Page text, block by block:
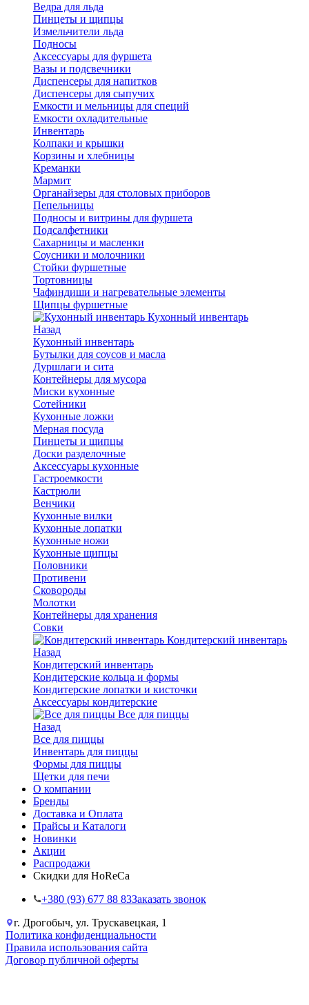
Ведра для льда
Пинцеты и щипцы
Измельчители льда
Подносы
Аксессуары для фуршета
Вазы и подсвечники
Диспенсеры для напитков
Диспенсеры для сыпучих
Емкости и мельницы для специй
Емкости охладительные
Инвентарь
Колпаки и крышки
Корзины и хлебницы
Креманки
Мармит
Органайзеры для столовых приборов
Пепельницы
Подносы и витрины для фуршета
Подсалфетники
Сахарницы и масленки
Соусники и молочники
Стойки фуршетные
Тортовницы
Чафиндиши и нагревательные элементы
Щипцы фуршетные
Кухонный инвентарь
Назад
Кухонный инвентарь
Бутылки для соусов и масла
Дуршлаги и сита
Контейнеры для мусора
Миски кухонные
Сотейники
Кухонные ложки
Мерная посуда
Пинцеты и щипцы
Доски разделочные
Аксессуары кухонные
Гастроемкости
Кастрюли
Венчики
Кухонные вилки
Кухонные лопатки
Кухонные ножи
Кухонные щипцы
Половники
Противени
Сковороды
Молотки
Контейнеры для хранения
Совки
Кондитерский инвентарь
Назад
Кондитерский инвентарь
Кондитерские кольца и формы
Кондитерские лопатки и кисточки
Аксессуары кондитерские
Все для пиццы
Назад
Все для пиццы
Инвентарь для пиццы
Формы для пиццы
Щетки для печи
О компании
Бренды
Доставка и Оплата
Прайсы и Каталоги
Новинки
Акции
Распродажи
Скидки для HoReCa
+38‎0 (93) 677 88 83Заказать звонок
г. Дрогобыч, ул. Трускавецкая, 1
Политика конфиденциальности
Правила использования сайта
Договор публичной оферты